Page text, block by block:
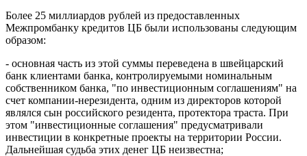
Более 25 миллиардов рублей из предоставленных
Межпромбанку кредитов ЦБ были использованы следующим
образом:
- основная часть из этой суммы переведена в швейцарский
банк клиентами банка, контролируемыми номинальным
собственником банка, "по инвестиционным соглашениям" на
счет компании-нерезидента, одним из директоров которой
являлся сын российского резидента, протектора траста. При
этом "инвестиционные соглашения" предусматривали
инвестиции в конкретные проекты на территории России.
Дальнейшая судьба этих денег ЦБ неизвестна;